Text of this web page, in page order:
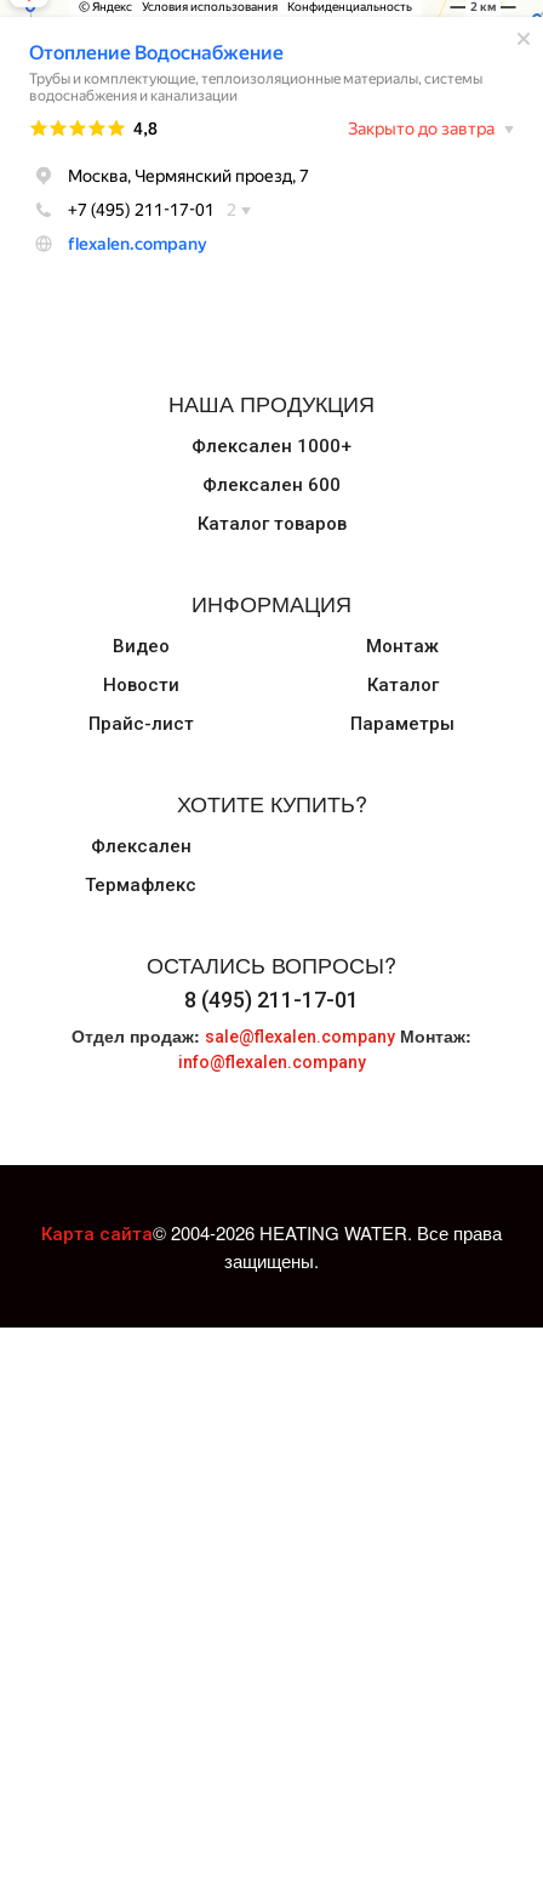
НАША ПРОДУКЦИЯ
Флексален 1000+
Флексален 600
Каталог товаров
ИНФОРМАЦИЯ
Видео
Новости
Прайс-лист
Монтаж
Каталог
Параметры
ХОТИТЕ КУПИТЬ?
Флексален
Термафлекс
ОСТАЛИСЬ ВОПРОСЫ?
8 (495) 211-17-01
Отдел продаж: sale@flexalen.company Монтаж:
info@flexalen.company
Карта сайта© 2004-2026 HEATING WATER. Все права
защищены.